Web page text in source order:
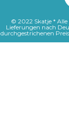
© 2022 Skatje *
Lieferungen nach
durchgestrichenen